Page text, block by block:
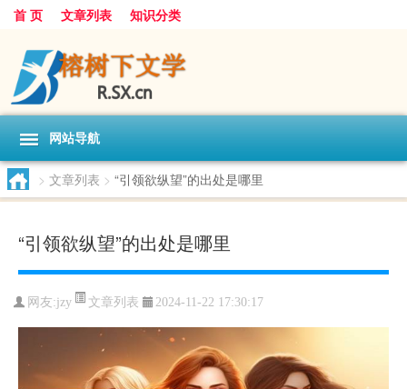
首 页 文章列表 知识分类
网站导航
> 文章列表 > “引领欲纵望”的出处是哪里
“引领欲纵望”的出处是哪里
网友:jzy 文章列表 2024-11-22 17:30:17